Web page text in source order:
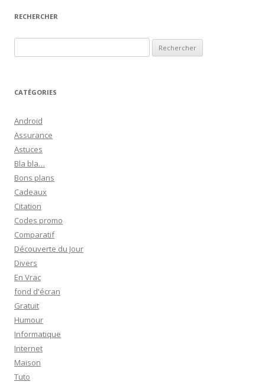
RECHERCHER
e
h
r
c
h
e
r
:
CATÉGORIES
Android
Assurance
Astuces
Bla bla…
Bons plans
Cadeaux
Citation
Codes promo
Comparatif
Découverte du Jour
Divers
En Vrac
fond d'écran
Gratuit
Humour
Informatique
Internet
Maison
Tuto